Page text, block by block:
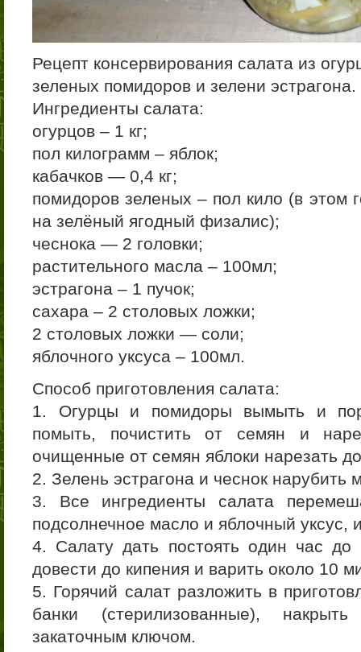
Рецепт консервирования салата из
зеленых помидоров и зелени эстрагона.
Ингредиенты салата:
огурцов – 1 кг;
пол килограмм – яблок;
кабачков — 0,4 кг;
помидоров зеленых – пол кило (в этом
на зелёный ягодный физалис);
чеснока — 2 головки;
растительного масла – 100мл;
эстрагона – 1 пучок;
сахара – 2 столовых ложки;
2 столовых ложки — соли;
яблочного уксуса – 100мл.
Способ приготовления салата:
1. Огурцы и помидоры вымыть и
помыть, почистить от семян и
очищенные от семян яблоки нарезать
2. Зелень эстрагона и чеснок нарубить
3. Все ингредиенты салата
подсолнечное масло и яблочный уксус,
4. Салату дать постоять один час до
довести до кипения и варить около 10
5. Горячий салат разложить в
банки (стерилизованные),
закаточным ключом.